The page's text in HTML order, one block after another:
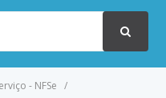
- NFSe